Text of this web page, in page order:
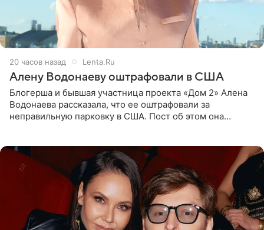
20 часов назад Lenta.Ru
Алену Водонаеву оштрафовали в США
Блогерша и бывшая участница проекта «Дом 2» Алена
Водонаева рассказала, что ее оштрафовали за
неправильную парковку в США. Пост об этом она